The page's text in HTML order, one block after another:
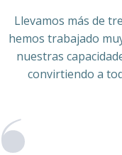
Llevamos más de
hemos trabajado
nuestras
convirtiendo a